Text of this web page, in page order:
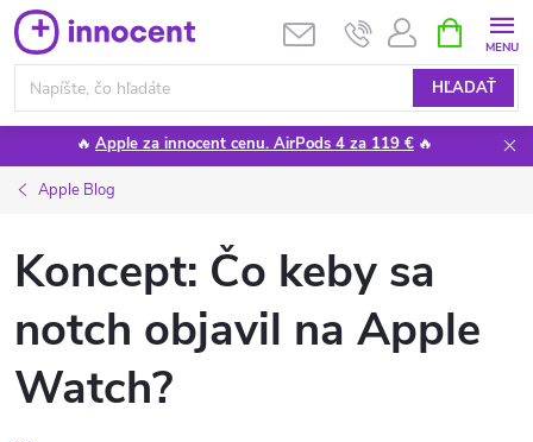
Prejsť
na
obsah
HĽADAŤ
KOŠÍK
🔥 Apple za innocent cenu. AirPods 4 za 119 € 🔥
Apple Blog
Koncept: Čo keby sa
notch objavil na Apple
Watch?